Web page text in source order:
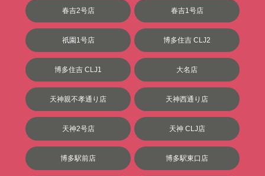
春吉2号店 春吉1号店
祇園1号店 博多住吉 CLJ2
博多住吉 CLJ1 大名店
天神親不孝通り店 天神西通り店
天神2号店 天神 CLJ店
博多駅前店 博多駅東口店